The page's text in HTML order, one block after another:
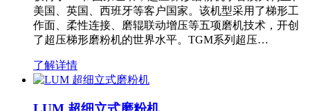
美国、英国、西班牙等客户国家。该机型采用了梯形工
作面、柔性连接、磨辊联动增压等五项磨机技术，开创
了超压梯形磨粉机的世界水平。TGM系列超压…
了解详情